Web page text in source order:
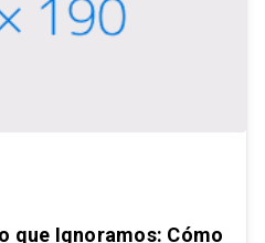
que Ignoramos: Cómo